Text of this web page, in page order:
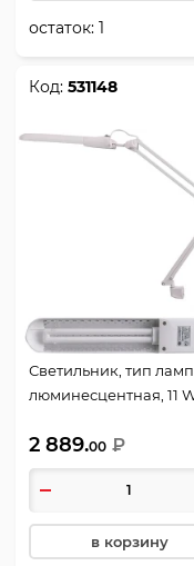
остаток:1
Код:531148
Светильник, тип
люминесцентная, 11
2 889.00 ₽
в корзину